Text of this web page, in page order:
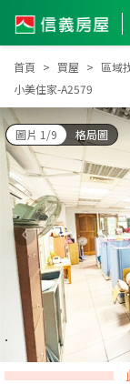
首頁 買屋 區域
小美住家-A2579
圖片 1/9 格局圖